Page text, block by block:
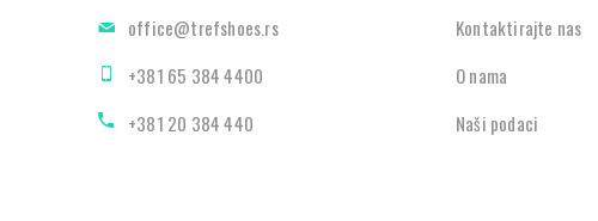
office@trefshoes.rs
+381 65 384 4400
+381 20 384 440
Kontaktirajte nas
O nama
Naši podaci